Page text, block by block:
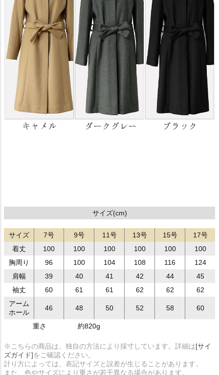
サイズ(cm)
サイズ 7号 9号 11号 13号 15号
17号
着丈
100 100 100 100 100
100
胸周り
96 100 104 108 116
124
肩幅
39 40 41 42 44
45
袖丈
60 61 61 62 62
62
アーム
ホール
46 48 50 52 58 60
重さ 約820g
※こちらの商品は、独自の方法により採寸しています。詳細は[サイ
ズガイド]をご確認ください。
計り方によっては、表記サイズと誤差が生じることがあります。
また、色やサイズにより重さが若干異なる場合があります。